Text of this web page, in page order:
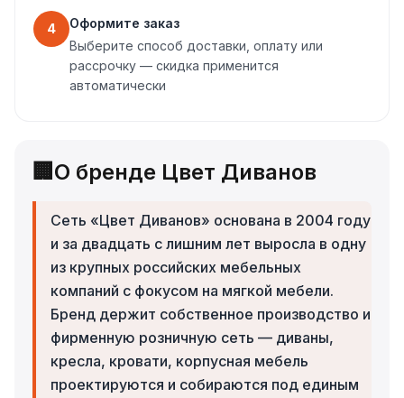
4
Оформите заказ
Выберите способ доставки, оплату или
рассрочку — скидка применится
автоматически
🏢 О бренде Цвет Диванов
Сеть «Цвет Диванов» основана в 2004 году
и за двадцать с лишним лет выросла в одну
из крупных российских мебельных
компаний с фокусом на мягкой мебели.
Бренд держит собственное производство и
фирменную розничную сеть — диваны,
кресла, кровати, корпусная мебель
проектируются и собираются под единым